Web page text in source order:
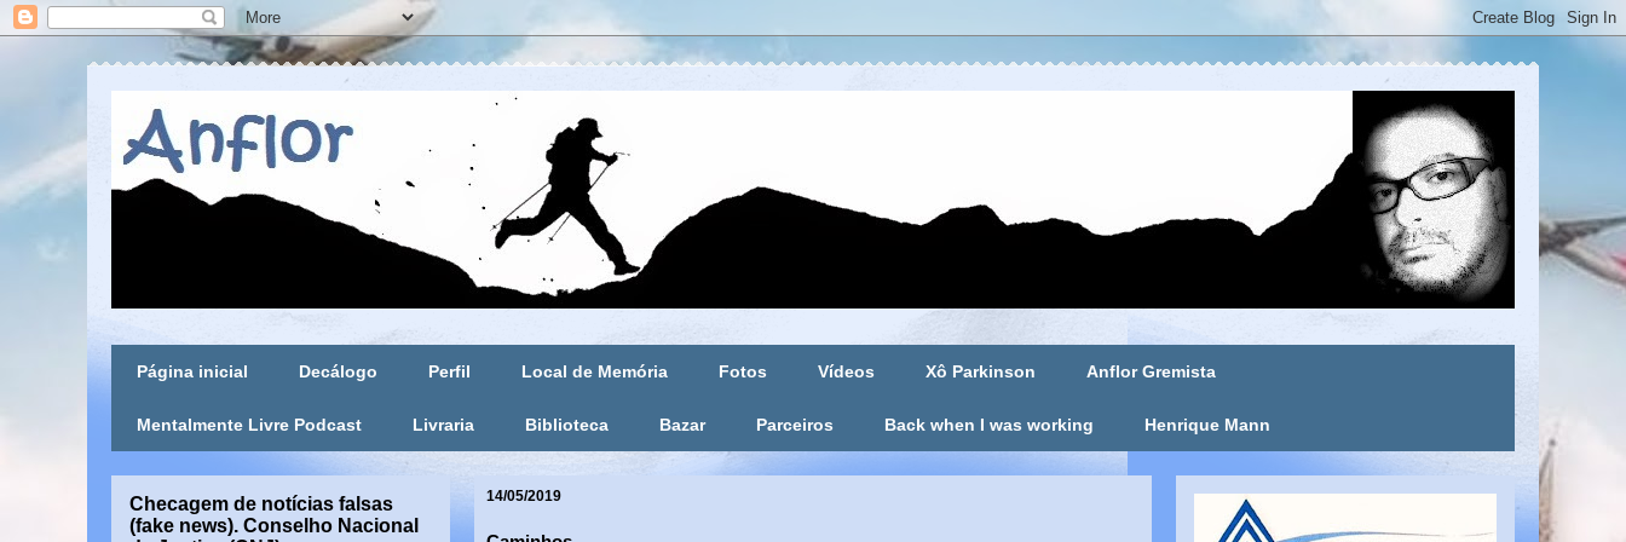
Página inicial Decálogo Perfil Local de Memória Fotos Vídeos Xô Parkinson Anflor Gremista
Mentalmente Livre Podcast Livraria Biblioteca Bazar Parceiros Back when I was working Henrique Mann
14/05/2019
Checagem de notícias falsas
(fake news). Conselho Nacional